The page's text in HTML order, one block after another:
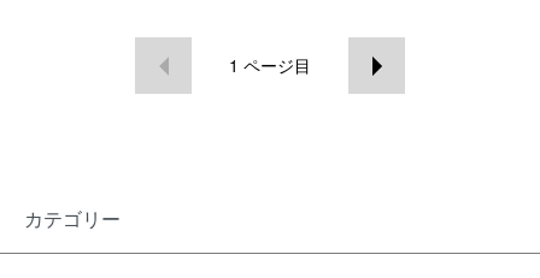
1 ページ目
カテゴリー